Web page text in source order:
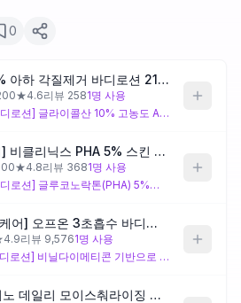
Login
0
폴라초이스 10% 아하 각질제거 바디로션 210ml
★4.6리뷰 2581명 사용
[AHA 각질제거 바디로션] 글라이콜산 10% 고농도 AHA를 핵심으로 화학적 각질 제거에 집중 설계된 제품으로, 사이클로펜타실록세인·다이메티콘 기반의 실리콘 텍스처 덕분에 이 비교군 내에서 비교적 가벼운 사용감을 갖추고 있어요. 각질 제거와 비끈적 보습이라는 두 가지 니즈를 함께 충족할 수 있는 설계지만, 고농도 AHA 특성상 민감성 피부나 처음 사용하는 경우 자극 반응에 주의가 필요해요.
[모공 각질 케어] 비클리닉스 PHA 5% 스킨 폴리싱 바디로션 300ml
★4.8리뷰 3681명 사용
[PHA 각질케어 바디로션] 글루코노락톤(PHA) 5%를 각질 제거 성분으로 채택해 AHA보다 분자량이 크고 자극이 덜한 순한 각질 케어를 설계 의도로 하며, 스쿠알란과 판테놀이 가볍고 자극 없는 보습감을 보완해요. 각질 자극이 걱정되는 경우에 적합한 구성이나, AHA 대비 각질 제거 속도나 강도는 느릴 수 있어요.
[매끈결/속보습케어] 오프온 3초흡수 바디로션(+워시 증정기획)
4.9리뷰 9,5761명 사용
[빠른흡수 보습 바디로션] 비닐다이메티콘 기반으로 빠른 흡수와 비끈적 사용감을 설계 의도로 하며, 나이아신아마이드와 발효 성분(락토코쿠스, 비피다)으로 피부결 개선과 장벽 케어를 지향해요. 다만 화학적·물리적 각질제거 성분이 포함되어 있지 않아 각질 제거 니즈에는 직접적으로 부합하지 않아요.
[오트보습] 아비노 데일리 모이스춰라이징 바디로션 532ml